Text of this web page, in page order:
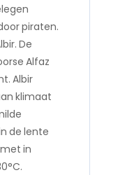
piraten.
De
Alfaz
Albir
klimaat
de lente
in